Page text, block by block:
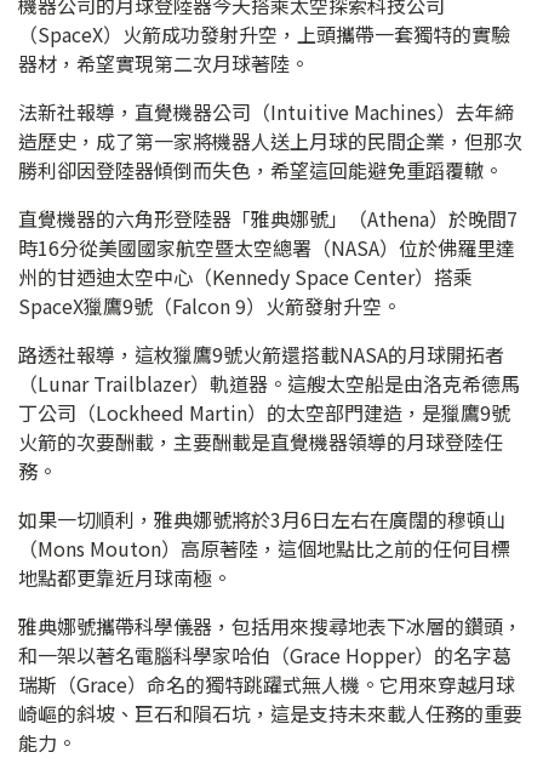
（SpaceX）火箭成功發射升空，上頭攜帶一套獨特的實驗
器材，希望實現第二次月球著陸。
法新社報導，直覺機器公司（Intuitive Machines）去年締
造歷史，成了第一家將機器人送上月球的民間企業，但那次
勝利卻因登陸器傾倒而失色，希望這回能避免重蹈覆轍。
直覺機器的六角形登陸器「雅典娜號」（Athena）於晚間7
時16分從美國國家航空暨太空總署（NASA）位於佛羅里達
州的甘迺迪太空中心（Kennedy Space Center）搭乘
SpaceX獵鷹9號（Falcon 9）火箭發射升空。
路透社報導，這枚獵鷹9號火箭還搭載NASA的月球開拓者
（Lunar Trailblazer）軌道器。這艘太空船是由洛克希德馬
丁公司（Lockheed Martin）的太空部門建造，是獵鷹9號
火箭的次要酬載，主要酬載是直覺機器領導的月球登陸任
務。
如果一切順利，雅典娜號將於3月6日左右在廣闊的穆頓山
（Mons Mouton）高原著陸，這個地點比之前的任何目標
地點都更靠近月球南極。
雅典娜號攜帶科學儀器，包括用來搜尋地表下冰層的鑽頭，
和一架以著名電腦科學家哈伯（Grace Hopper）的名字葛
瑞斯（Grace）命名的獨特跳躍式無人機。它用來穿越月球
崎嶇的斜坡、巨石和隕石坑，這是支持未來載人任務的重要
能力。